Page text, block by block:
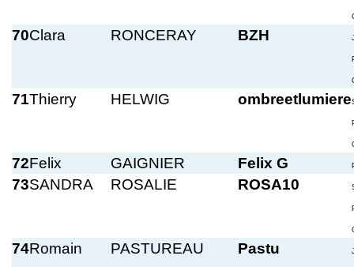
70Clara RONCERAY BZH
71Thierry HELWIG ombreetlumiere
72Felix GAIGNIER Felix G
73SANDRA ROSALIE ROSA10
74Romain PASTUREAU Pastu